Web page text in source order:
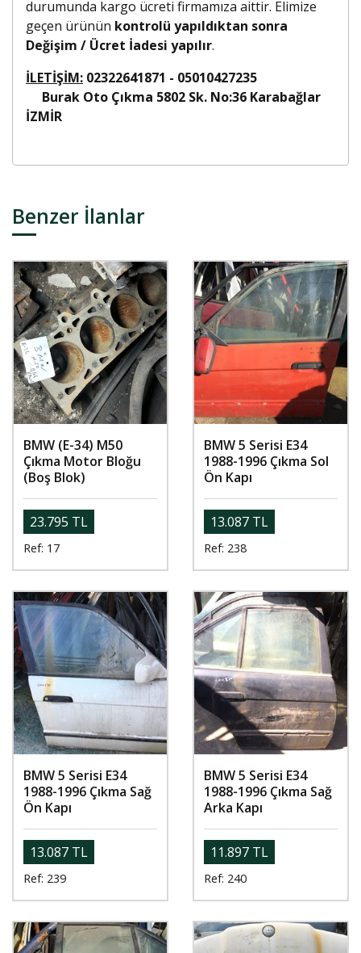
durumunda kargo ücreti firmamıza aittir. Elimize
geçen ürünün kontrolü yapıldıktan sonra
Değişim / Ücret İadesi yapılır.
İLETİŞİM: 02322641871 - 05010427235
Burak Oto Çıkma 5802 Sk. No:36 Karabağlar
İZMİR
Benzer İlanlar
BMW (E-34) M50
Çıkma Motor Bloğu
(Boş Blok)
23.795 TL
Ref: 17
BMW 5 Serisi E34
1988-1996 Çıkma Sol
Ön Kapı
13.087 TL
Ref: 238
BMW 5 Serisi E34
1988-1996 Çıkma Sağ
Ön Kapı
13.087 TL
Ref: 239
BMW 5 Serisi E34
1988-1996 Çıkma Sağ
Arka Kapı
11.897 TL
Ref: 240